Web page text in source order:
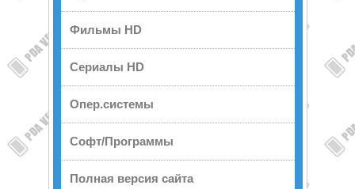
Фильмы HD
Сериалы HD
Опер.системы
Софт/Программы
Полная версия сайта